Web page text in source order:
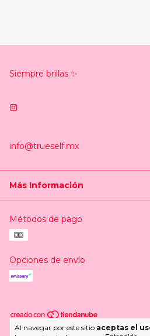
Al navegar por este sitio aceptas el
Siempre brillas ✨
info@trueself.mx
Más Información
Métodos de pago
Opciones de envío
Copyright Trueself.mx - 2026. Todos los